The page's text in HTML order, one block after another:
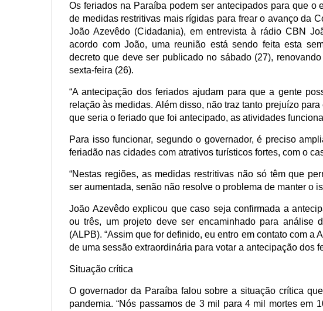
Os feriados na Paraíba podem ser antecipados para que o
de medidas restritivas mais rígidas para frear o avanço da
João Azevêdo (Cidadania), em entrevista à rádio CBN
acordo com João, uma reunião está sendo feita esta
decreto que deve ser publicado no sábado (27),
sexta-feira (26).
“A antecipação dos feriados ajudam para que a gente
relação às medidas. Além disso, não traz tanto prejuízo
que seria o feriado que foi antecipado, as atividades
Para isso funcionar, segundo o governador, é preciso
feriadão nas cidades com atrativos turísticos fortes, com o
“Nestas regiões, as medidas restritivas não só têm que
ser aumentada, senão não resolve o problema de manter o
João Azevêdo explicou que caso seja confirmada a
ou três, um projeto deve ser encaminhado para análise
(ALPB). “Assim que for definido, eu entro em contato com a
de uma sessão extraordinária para votar a antecipação dos
Situação crítica
O governador da Paraíba falou sobre a situação crítica
pandemia. “Nós passamos de 3 mil para 4 mil mortes em